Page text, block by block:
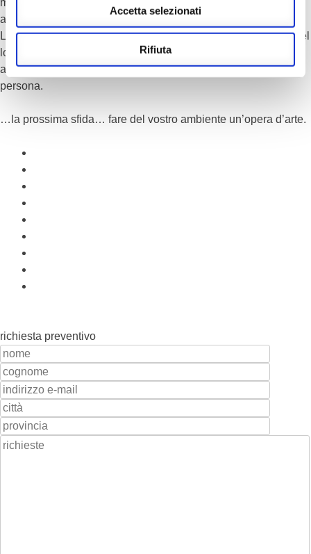
Accetta selezionati
Rifiuta
materiali. Creando una linea di complementi di arredo mai fino
ad oggi realizzata.
Lavorazioni artistiche da incasso, porte, tavoli e mobili unici nel
loro genere. Un progetto che unisce il nostro lavoro al mondo
artistico, donandoci dei risultati che invito tutti voi a visitare di
persona.
…la prossima sfida… fare del vostro ambiente un’opera d’arte.
richiesta preventivo